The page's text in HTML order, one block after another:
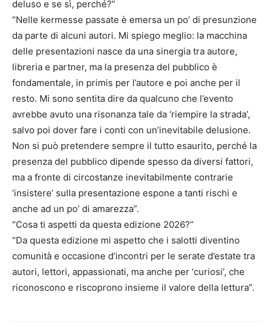
deluso e se sì, perché?”
“Nelle kermesse passate è emersa un po’ di presunzione
da parte di alcuni autori. Mi spiego meglio: la macchina
delle presentazioni nasce da una sinergia tra autore,
libreria e partner, ma la presenza del pubblico è
fondamentale, in primis per l’autore e poi anche per il
resto. Mi sono sentita dire da qualcuno che l’evento
avrebbe avuto una risonanza tale da ‘riempire la strada’,
salvo poi dover fare i conti con un’inevitabile delusione.
Non si può pretendere sempre il tutto esaurito, perché la
presenza del pubblico dipende spesso da diversi fattori,
ma a fronte di circostanze inevitabilmente contrarie
‘insistere’ sulla presentazione espone a tanti rischi e
anche ad un po’ di amarezza”.
“Cosa ti aspetti da questa edizione 2026?”
“Da questa edizione mi aspetto che i salotti diventino
comunità e occasione d’incontri per le serate d’estate tra
autori, lettori, appassionati, ma anche per ‘curiosi’, che
riconoscono e riscoprono insieme il valore della lettura”.